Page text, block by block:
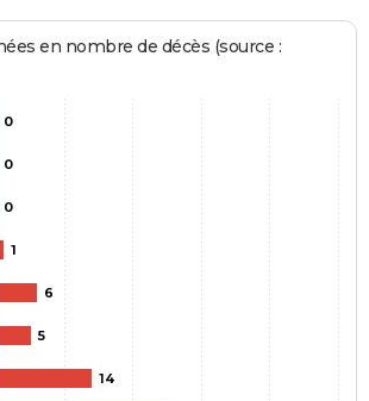
en nombre de décès (source :
0
0
0
1
6
5
14